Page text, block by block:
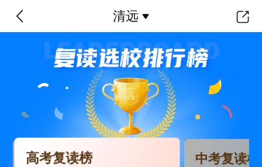
清远
高考复读榜 中考复读榜